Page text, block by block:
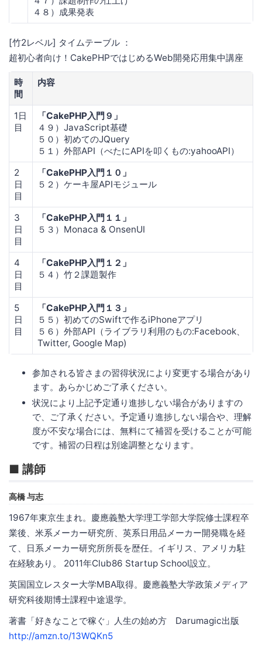
４８）成果発表
[竹2レベル] タイムテーブル ：
超初心者向け！CakePHPではじめるWeb開発応用集中講座
時
間
内容
1日
目
「CakePHP入門９」
４９）JavaScript基礎
５０）初めてのJQuery
５１）外部API（べたにAPIを叩くもの:yahooAPI）
2
日
目
「CakePHP入門１０」
５２）ケーキ屋APIモジュール
3
日
目
「CakePHP入門１１」
５３）Monaca & OnsenUI
4
日
目
「CakePHP入門１２」
５４）竹２課題製作
5
日
目
「CakePHP入門１３」
５５）初めてのSwiftで作るiPhoneアプリ
５６）外部API（ライブラリ利用のもの:Facebook、
Twitter, Google Map)
参加される皆さまの習得状況により変更する場合があり
ます。あらかじめご了承ください。
状況により上記予定通り進捗しない場合がありますの
で、ご了承ください。予定通り進捗しない場合や、理解
度が不安な場合には、無料にて補習を受けることが可能
です。補習の日程は別途調整となります。
■ 講師
高橋 与志
1967年東京生まれ。慶應義塾大学理工学部大学院修士課程卒
業後、米系メーカー研究所、英系日用品メーカー開発職を経
て、日系メーカー研究所所長を歴任。イギリス、アメリカ駐
在経験あり。 2011年Club86 Startup School設立。
英国国立レスター大学MBA取得。慶應義塾大学政策メディア
研究科後期博士課程中途退学。
著書「好きなことで稼ぐ」人生の始め方 Darumagic出版
http://amzn.to/13WQKn5